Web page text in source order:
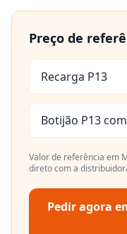
Preço de
Recarga P13
Botijão P13
Valor de referência em
direto com a
Pedir agora